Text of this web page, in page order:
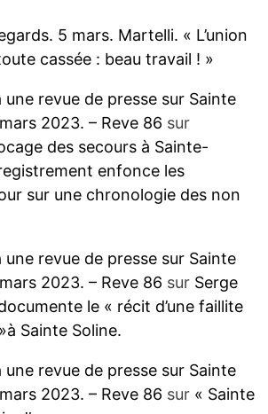
5 mars. Martelli. « L’union
cassée : beau travail ! »
revue de presse sur Sainte
2023. – Reve 86 sur
des secours à Sainte-
enfonce les
sur une chronologie des non
revue de presse sur Sainte
2023. – Reve 86 sur Serge
le « récit d’une faillite
Sainte Soline.
revue de presse sur Sainte
2023. – Reve 86 sur « Sainte